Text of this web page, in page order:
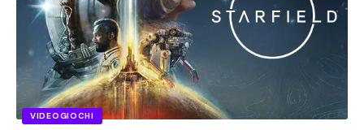
VIDEOGIOCHI